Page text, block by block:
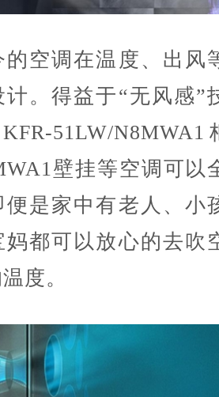
调在温度、出风
计。得益于“无风感”
51LW/
壁挂等空调可以
便是家中有老人、小
妈都可以放心的去吹
度。